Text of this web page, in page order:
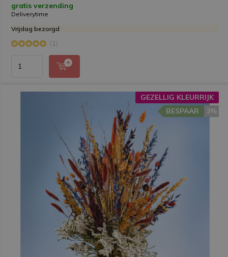
gratis verzending
Deliverytime
Vrijdag bezorgd
(1)
GEZELLIG KLEURRIJK
3%
BESPAAR